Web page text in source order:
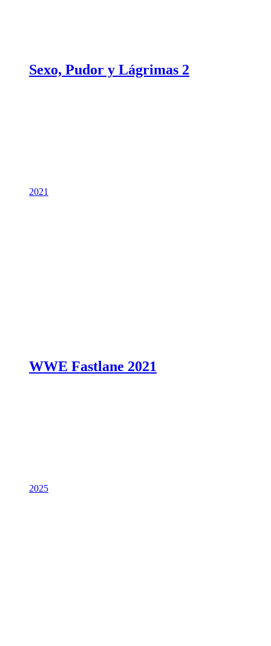
Sexo, Pudor y Lágrimas 2
2021
WWE Fastlane 2021
2025